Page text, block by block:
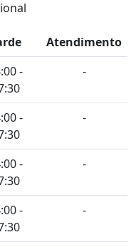
Atendimento
-
-
-
-
-
-
-
-